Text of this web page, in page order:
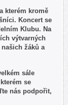
kterém kromě
Koncert se
Klubu. Na
výtvarných
žáků a
sále
se
nás podpořit,